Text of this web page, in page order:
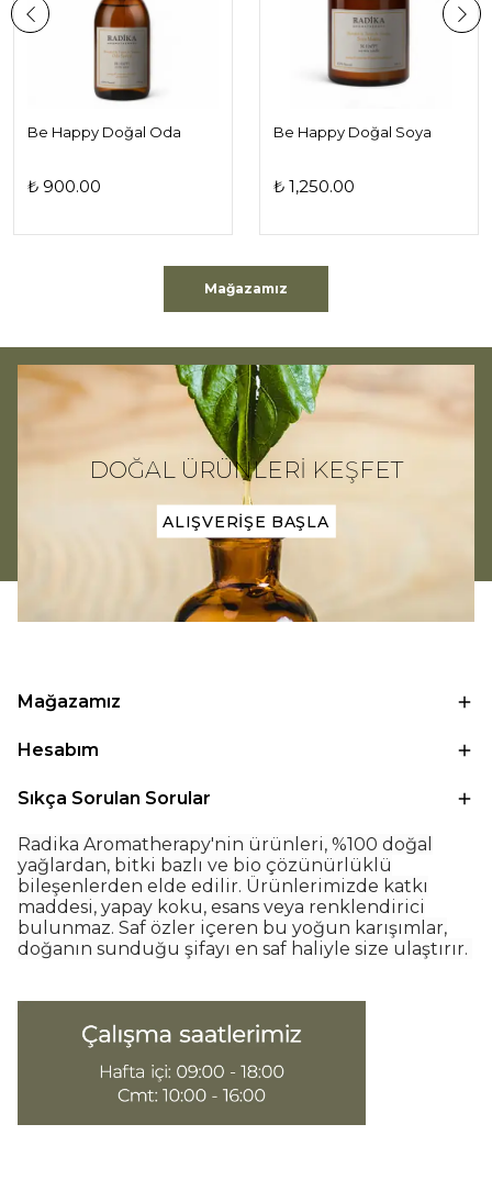
Be Happy Doğal Oda
₺ 900.00
Be Happy Doğal Soya
₺ 1,250.00
Mağazamız
DOĞAL ÜRÜNLERİ KEŞFET
ALIŞVERİŞE BAŞLA
Mağazamız
Hesabım
Sıkça Sorulan Sorular
Radika Aromatherapy'nin ürünleri, %100 doğal
yağlardan, bitki bazlı ve bio çözünürlüklü
bileşenlerden elde edilir. Ürünlerimizde katkı
maddesi, yapay koku, esans veya renklendirici
bulunmaz. Saf özler içeren bu yoğun karışımlar,
doğanın sunduğu şifayı en saf haliyle size ulaştırır.